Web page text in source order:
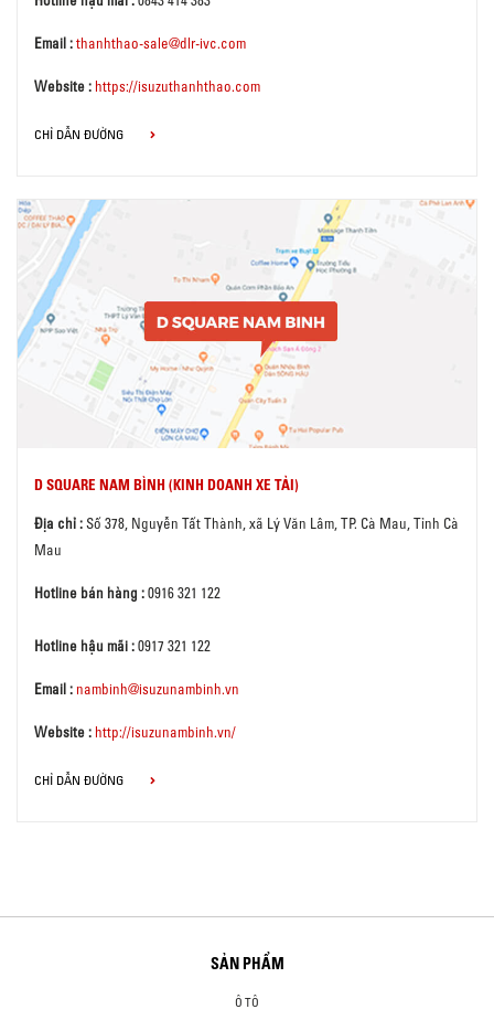
Email :thanhthao-sale@dlr-ivc.com
Website : https://isuzuthanhthao.com
CHỈ DẪN ĐƯỜNG
D SQUARE NAM BÌNH (KINH DOANH XE TẢI)
Địa chỉ :Số 378, Nguyễn Tất Thành, xã Lý Văn Lâm, TP. Cà Mau, Tỉnh Cà
Mau
Hotline bán hàng :0916 321 122
Hotline hậu mãi :0917 321 122
Email :nambinh@isuzunambinh.vn
Website : http://isuzunambinh.vn/
CHỈ DẪN ĐƯỜNG
SẢN PHẨM
Ô TÔ